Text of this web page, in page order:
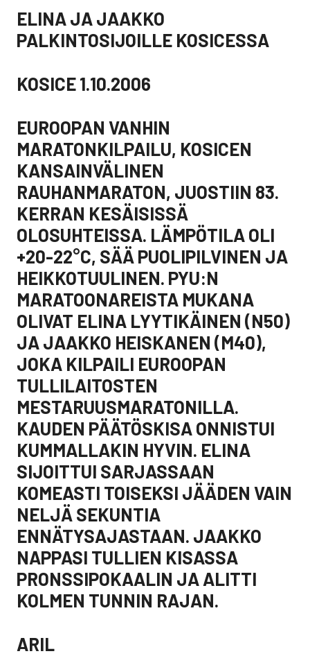
ELINA JA JAAKKO
PALKINTOSIJOILLE KOSICESSA
KOSICE 1.10.2006
EUROOPAN VANHIN
MARATONKILPAILU, KOSICEN
KANSAINVÄLINEN
RAUHANMARATON, JUOSTIIN 83.
KERRAN KESÄISISSÄ
OLOSUHTEISSA. LÄMPÖTILA OLI
+20-22°C, SÄÄ PUOLIPILVINEN JA
HEIKKOTUULINEN. PYU:N
MARATOONAREISTA MUKANA
OLIVAT ELINA LYYTIKÄINEN (N50)
JA JAAKKO HEISKANEN (M40),
JOKA KILPAILI EUROOPAN
TULLILAITOSTEN
MESTARUUSMARATONILLA.
KAUDEN PÄÄTÖSKISA ONNISTUI
KUMMALLAKIN HYVIN. ELINA
SIJOITTUI SARJASSAAN
KOMEASTI TOISEKSI JÄÄDEN VAIN
NELJÄ SEKUNTIA
ENNÄTYSAJASTAAN. JAAKKO
NAPPASI TULLIEN KISASSA
PRONSSIPOKAALIN JA ALITTI
KOLMEN TUNNIN RAJAN.
ARIL